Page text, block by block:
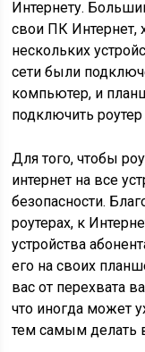
Интернету.
свои ПК Интернет,
нескольких
сети были
компьютер, и
подключить роутер
Для того, чтобы
интернет на все
безопасности.
роутерах, к
устройства
его на своих
вас от перехвата
что иногда может
тем самым делать